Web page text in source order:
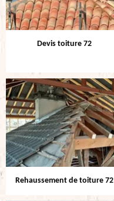
Devis toiture 72
Rehaussement de toiture 72